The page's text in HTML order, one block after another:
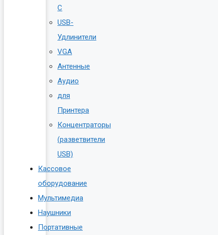
C
USB-
Удлинители
VGA
Антенные
Аудио
для
Принтера
Концентраторы
(разветвители
USB)
Кассовое
оборудование
Мультимедиа
Наушники
Портативные